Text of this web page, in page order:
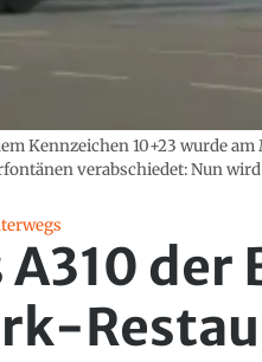
Kennzeichen 10+23 wurde
verabschiedet: Nun
der